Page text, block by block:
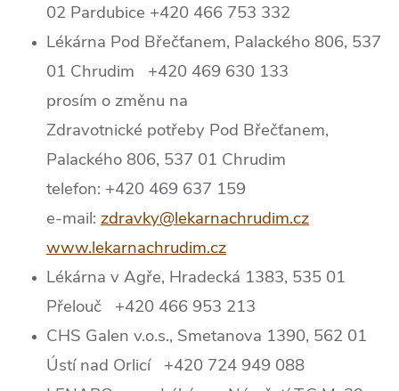
02 Pardubice +420 466 753 332
Lékárna Pod Břečťanem, Palackého 806, 537
01 Chrudim +420 469 630 133
prosím o změnu na
Zdravotnické potřeby Pod Břečťanem,
Palackého 806, 537 01 Chrudim
telefon: +420 469 637 159
e-mail: zdravky@lekarnachrudim.cz
www.lekarnachrudim.cz
Lékárna v Agře, Hradecká 1383, 535 01
Přelouč +420 466 953 213
CHS Galen v.o.s., Smetanova 1390, 562 01
Ústí nad Orlicí +420 724 949 088